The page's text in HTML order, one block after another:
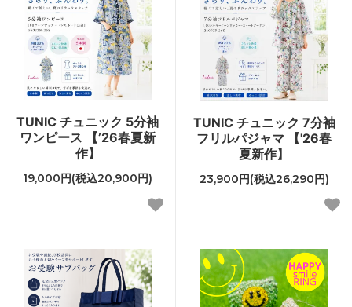
TUNIC チュニック 5分袖
ワンピース 【’26春夏新
作】
19,000円(税込20,900円)
TUNIC チュニック 7分袖
フリルパジャマ 【'26春
夏新作】
23,900円(税込26,290円)